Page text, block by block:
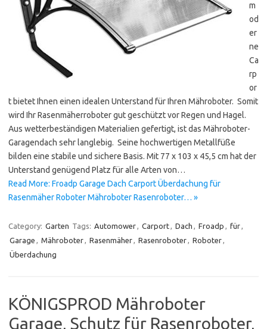
m
od
er
ne
Ca
rp
or
t bietet Ihnen einen idealen Unterstand für Ihren Mähroboter. Somit
wird Ihr Rasenmäherroboter gut geschützt vor Regen und Hagel.
Aus wetterbeständigen Materialien gefertigt, ist das Mähroboter-
Garagendach sehr langlebig. Seine hochwertigen Metallfüße
bilden eine stabile und sichere Basis. Mit 77 x 103 x 45,5 cm hat der
Unterstand genügend Platz für alle Arten von…
Read More: Froadp Garage Dach Carport Überdachung für
Rasenmäher Roboter Mähroboter Rasenroboter… »
Category: Garten Tags: Automower, Carport, Dach , Froadp , für,
Garage , Mähroboter, Rasenmäher, Rasenroboter, Roboter,
Überdachung
KÖNIGSPROD Mähroboter
Garage, Schutz für Rasenroboter,